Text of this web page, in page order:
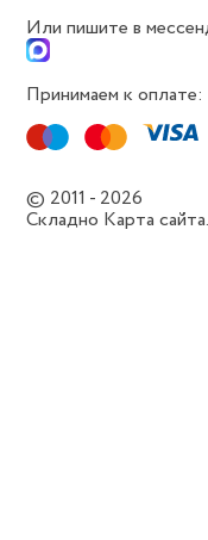
Или пишите в
Принимаем к оплате:
© 2011 - 2026
Складно Карта сайта.